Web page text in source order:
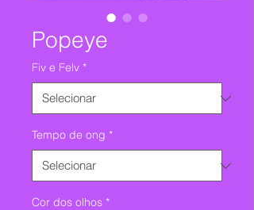
Popeye
Fiv e Felv *
Tempo de ong *
Cor dos olhos *